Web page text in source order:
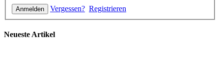
Vergessen? Registrieren
Neueste Artikel